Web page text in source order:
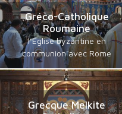
Gréco-Catholique
Roumaine
l’Eglise byzantine en
communion avec Rome
Grecque Melkite